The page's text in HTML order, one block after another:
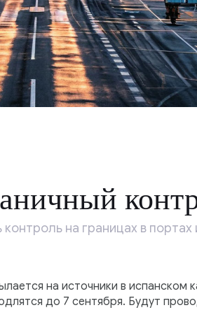
на границах в
на источники в испанском
до 7 сентября. Будут